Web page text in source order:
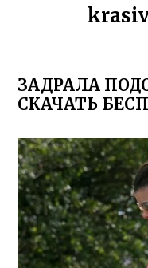
ЗАДРАЛА
СКАЧАТЬ